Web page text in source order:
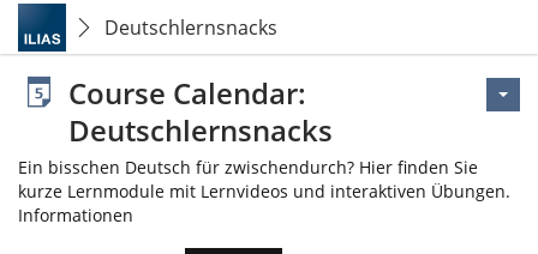
Deutschlernsnacks
Course Calendar:
Deutschlernsnacks
Ein bisschen Deutsch für zwischendurch? Hier finden Sie
kurze Lernmodule mit Lernvideos und interaktiven Übungen.
Informationen